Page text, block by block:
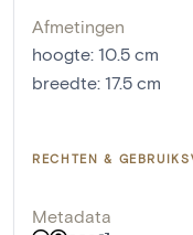
Afmetingen
hoogte: 10.5 cm
breedte: 17.5 cm
RECHTEN &
Metadata